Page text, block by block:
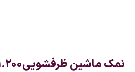
نمک ماشین ظرفشویی1.200گرم فینیش